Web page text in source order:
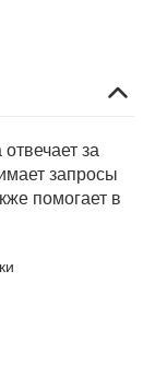
за
запросы
помогает в